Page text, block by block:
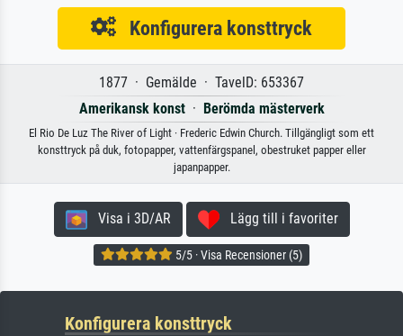
Konfigurera konsttryck
1877 · Gemälde · TavelD: 653367
Amerikansk konst· Berömda mästerverk
El Rio De Luz The River of Light · Frederic Edwin Church. Tillgängligt som ett
konsttryck på duk, fotopapper, vattenfärgspanel, obestruket papper eller
japanpapper.
Visa i 3D/AR Lägg till i favoriter
5/5 · Visa Recensioner (5)
Konfigurera konsttryck